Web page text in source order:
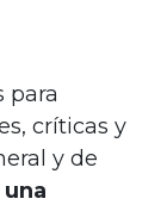
para
críticas y
y de
una